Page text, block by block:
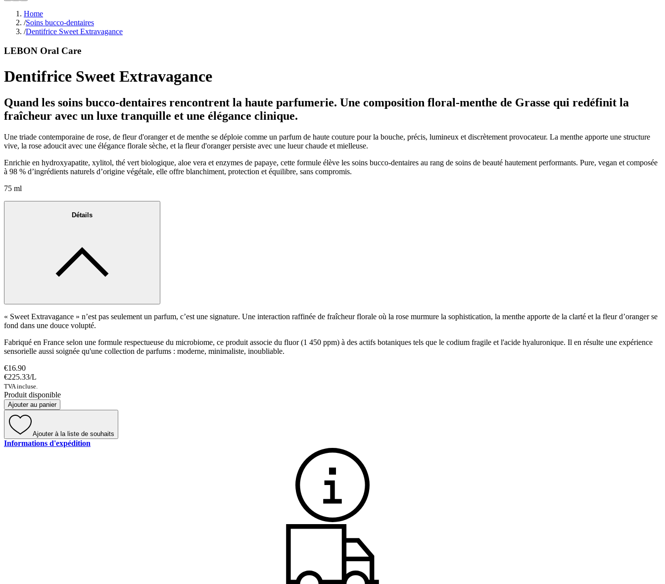
Home
/Soins bucco-dentaires
/Dentifrice Sweet Extravagance
LEBON Oral Care
Dentifrice Sweet Extravagance
Quand les soins bucco-dentaires rencontrent la haute parfumerie. Une composition floral-menthe de Grasse qui redéfinit la
fraîcheur avec un luxe tranquille et une élégance clinique.
Une triade contemporaine de rose, de fleur d'oranger et de menthe se déploie comme un parfum de haute couture pour la bouche, précis, lumineux et discrètement provocateur. La menthe apporte une structure
vive, la rose adoucit avec une élégance florale sèche, et la fleur d'oranger persiste avec une lueur chaude et mielleuse.
Enrichie en hydroxyapatite, xylitol, thé vert biologique, aloe vera et enzymes de papaye, cette formule élève les soins bucco-dentaires au rang de soins de beauté hautement performants. Pure, vegan et composée
à 98 % d’ingrédients naturels d’origine végétale, elle offre blanchiment, protection et équilibre, sans compromis.
75 ml
Détails
« Sweet Extravagance » n’est pas seulement un parfum, c’est une signature. Une interaction raffinée de fraîcheur florale où la rose murmure la sophistication, la menthe apporte de la clarté et la fleur d’oranger se
fond dans une douce volupté.
Fabriqué en France selon une formule respectueuse du microbiome, ce produit associe du fluor (1 450 ppm) à des actifs botaniques tels que le codium fragile et l'acide hyaluronique. Il en résulte une expérience
sensorielle aussi soignée qu'une collection de parfums : moderne, minimaliste, inoubliable.
€16.90
€225.33/L
TVA incluse.
Produit disponible
Ajouter au panier
Ajouter à la liste de souhaits
Informations d'expédition